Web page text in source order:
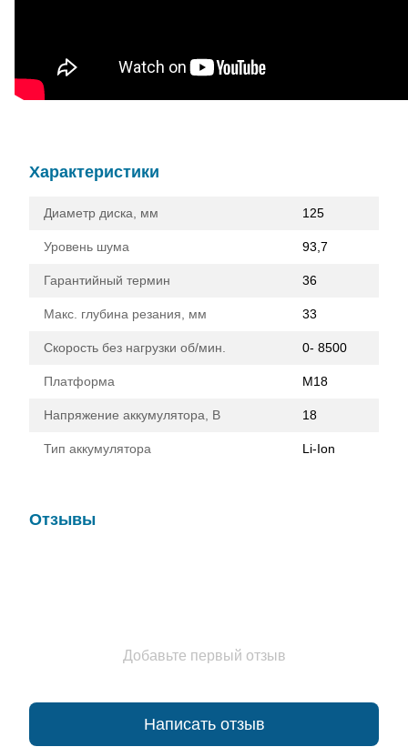
Характеристики
Диаметр диска, мм 125
Уровень шума 93,7
Гарантийный термин 36
Макс. глубина резания, мм 33
Скорость без нагрузки об/мин. 0- 8500
Платформа M18
Напряжение аккумулятора, В 18
Тип аккумулятора Li-Ion
Отзывы
Добавьте первый отзыв
Написать отзыв